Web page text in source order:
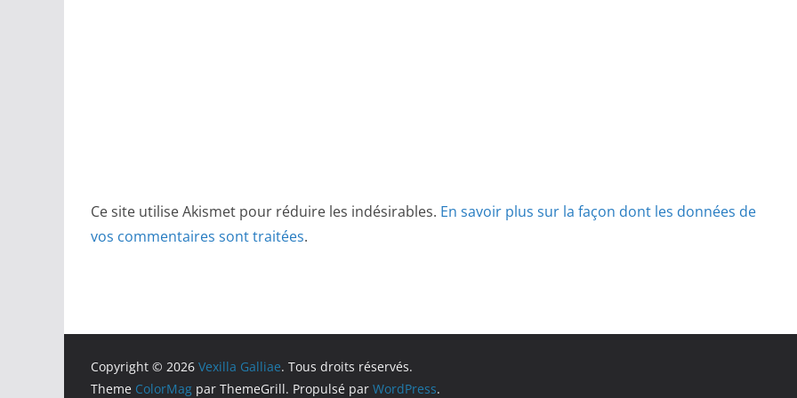
Ce site utilise Akismet pour réduire les indésirables. En savoir plus sur la façon dont les données de
vos commentaires sont traitées.
Copyright © 2026 Vexilla Galliae. Tous droits réservés.
Theme ColorMag par ThemeGrill. Propulsé par WordPress.